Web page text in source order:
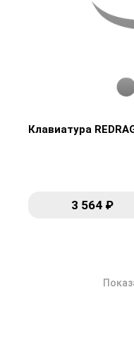
Клавиатура
3 564 ₽
Клавиатура
3 564 ₽